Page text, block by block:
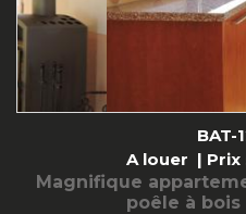
BAT-
A louer | Prix
Magnifique
poêle à